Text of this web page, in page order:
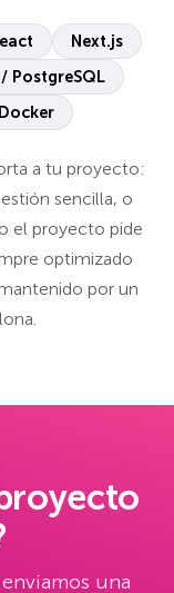
Next.js
PostgreSQL
Docker
a tu proyecto:
sencilla, o
el proyecto pide
optimizado
por un
una